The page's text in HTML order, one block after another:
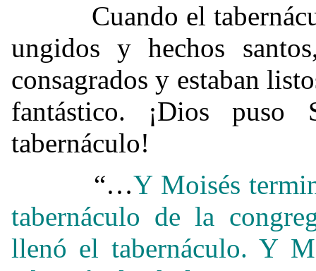
Cuando el
ungidos y hechos
consagrados y estaban
fantástico. ¡Dios
tabernáculo!
“…Y Moisés
tabernáculo de la
llenó el tabernáculo. Y